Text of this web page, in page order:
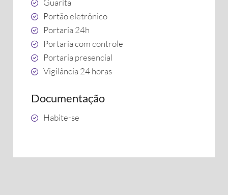
Guarita
Portão eletrônico
Portaria 24h
Portaria com controle
Portaria presencial
Vigilância 24 horas
Documentação
Habite-se